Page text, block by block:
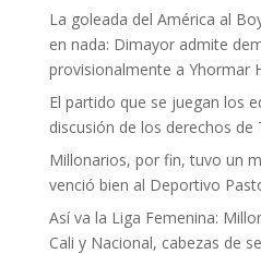
La goleada del América al
en nada: Dimayor admite
provisionalmente a Yhormar
El partido que se juegan los
discusión de los derechos
Millonarios, por fin, tuvo un
venció bien al Deportivo
Así va la Liga Femenina:
Cali y Nacional, cabezas de